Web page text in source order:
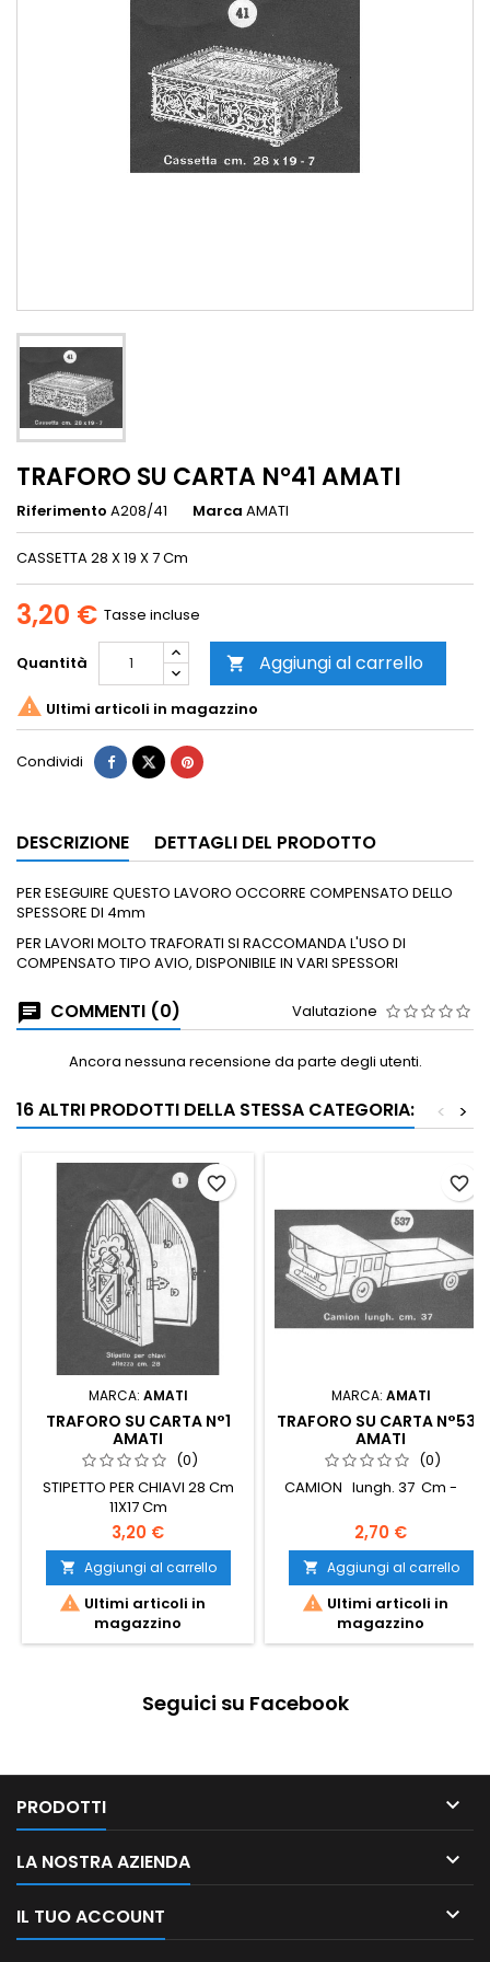
TRAFORO SU CARTA N°41 AMATI
Riferimento A208/41 Marca AMATI
CASSETTA 28 X 19 X 7 Cm
3,20 € Tasse incluse
Quantità  Aggiungi al carrello
 Ultimi articoli in magazzino
Condividi
DESCRIZIONE DETTAGLI DEL PRODOTTO
PER ESEGUIRE QUESTO LAVORO OCCORRE COMPENSATO DELLO
SPESSORE DI 4mm
PER LAVORI MOLTO TRAFORATI SI RACCOMANDA L'USO DI
COMPENSATO TIPO AVIO, DISPONIBILE IN VARI SPESSORI
COMMENTI (0) Valutazione
Ancora nessuna recensione da parte degli utenti.
16 ALTRI PRODOTTI DELLA STESSA CATEGORIA: >
<
MARCA: AMATI
TRAFORO SU CARTA N°1
AMATI
(0)
STIPETTO PER CHIAVI 28 Cm
11X17 Cm
3,20 €
 Aggiungi al carrello
 Ultimi articoli in
magazzino
favorite_border
MARCA: AMATI
TRAFORO SU CARTA N°537
AMATI
(0)
CAMION lungh. 37 Cm -
2,70 €
 Aggiungi al carrello
 Ultimi articoli in
magazzino
favorite_border
Seguici su Facebook
PRODOTTI 
LA NOSTRA AZIENDA 
IL TUO ACCOUNT 